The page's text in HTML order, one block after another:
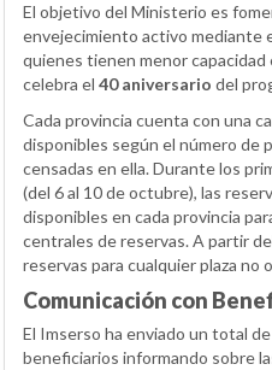
El objetivo del Ministerio es
envejecimiento activo mediante
quienes tienen menor
celebra el 40 aniversario del
Cada provincia cuenta con una
disponibles según el número de
censadas en ella. Durante los
(del 6 al 10 de octubre), las
disponibles en cada provincia
centrales de reservas. A partir
reservas para cualquier plaza no
Comunicación con
El Imserso ha enviado un total de
beneficiarios informando sobre